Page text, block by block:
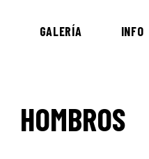
GALERÍA INFO
HOMBROS